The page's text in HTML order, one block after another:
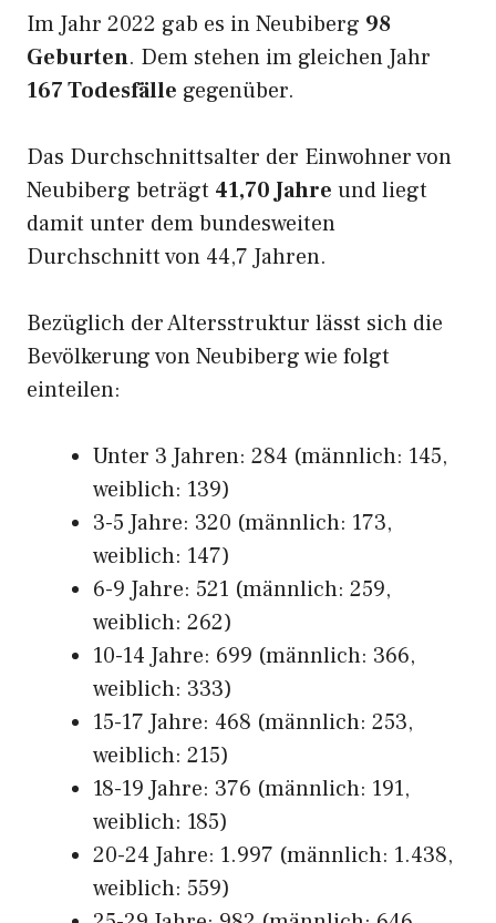
Im Jahr 2022 gab es in Neubiberg 98
Geburten. Dem stehen im gleichen Jahr
167 Todesfälle gegenüber.
Das Durchschnittsalter der Einwohner von
Neubiberg beträgt 41,70 Jahre und liegt
damit unter dem bundesweiten
Durchschnitt von 44,7 Jahren.
Bezüglich der Altersstruktur lässt sich die
Bevölkerung von Neubiberg wie folgt
einteilen:
Unter 3 Jahren: 284 (männlich: 145,
weiblich: 139)
3-5 Jahre: 320 (männlich: 173,
weiblich: 147)
6-9 Jahre: 521 (männlich: 259,
weiblich: 262)
10-14 Jahre: 699 (männlich: 366,
weiblich: 333)
15-17 Jahre: 468 (männlich: 253,
weiblich: 215)
18-19 Jahre: 376 (männlich: 191,
weiblich: 185)
20-24 Jahre: 1.997 (männlich: 1.438,
weiblich: 559)